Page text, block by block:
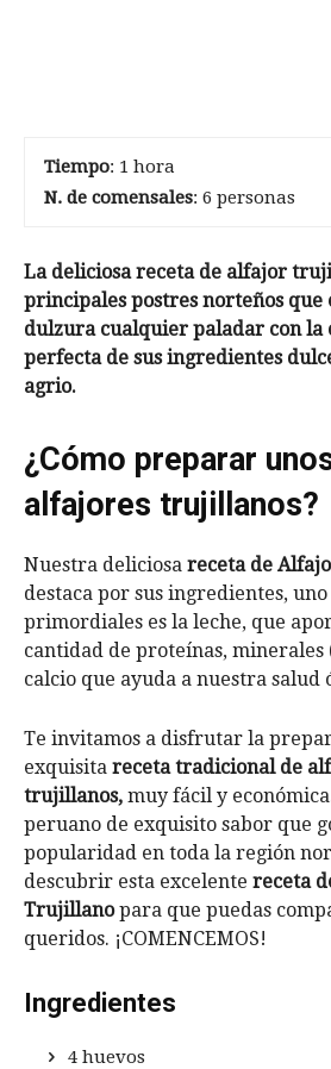
Tiempo: 1 hora
N. de comensales: 6 personas
La deliciosa receta de alfajor
principales postres norteños que
dulzura cualquier paladar con la
perfecta de sus ingredientes
agrio.
¿Cómo preparar
alfajores trujillanos?
Nuestra deliciosa receta de
destaca por sus ingredientes,
primordiales es la leche, que
cantidad de proteínas, minerales
calcio que ayuda a nuestra salud
Te invitamos a disfrutar la
exquisita receta tradicional de
trujillanos, muy fácil y
peruano de exquisito sabor que
popularidad en toda la región
descubrir esta excelente receta
Trujillanopara que puedas
queridos. ¡COMENCEMOS!
Ingredientes
4 huevos